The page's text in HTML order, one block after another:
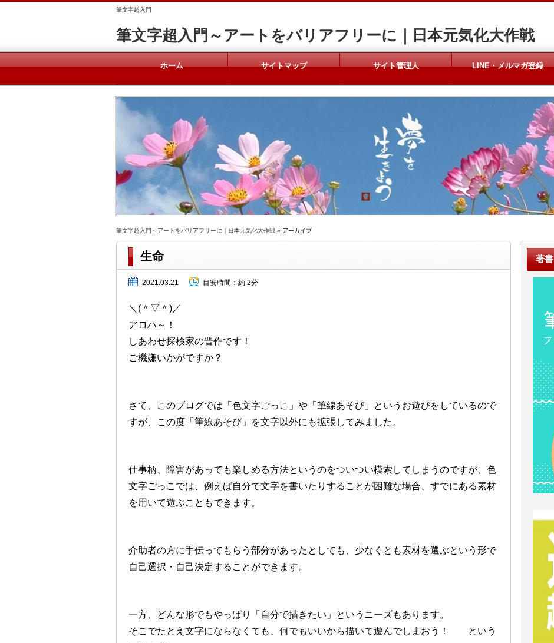
筆文字超入門
筆文字超入門～アートをバリアフリーに｜日本元気化大作戦
ホーム サイトマップ サイト管理人 LINE・メルマガ登録
筆文字超入門～アートをバリアフリーに｜日本元気化大作戦 » アーカイブ
生命
2021.03.21 目安時間： 約 2分
＼(＾▽＾)／
アロハ～！
しあわせ探検家の晋作です！
ご機嫌いかがですか？
さて、このブログでは「色文字ごっこ」や「筆線あそび」というお遊びをしているので
すが、この度「筆線あそび」を文字以外にも拡張してみました。
仕事柄、障害があっても楽しめる方法というのをついつい模索してしまうのですが、色
文字ごっこでは、例えば自分で文字を書いたりすることが困難な場合、すでにある素材
を用いて遊ぶこともできます。
介助者の方に手伝ってもらう部分があったとしても、少なくとも素材を選ぶという形で
自己選択・自己決定することができます。
一方、どんな形でもやっぱり「自分で描きたい」というニーズもあります。
そこでたとえ文字にならなくても、何でもいいから描いて遊んでしまおう！ という
著書